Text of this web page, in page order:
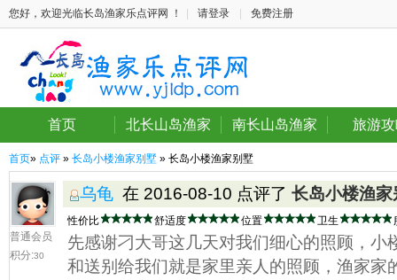
您好，欢迎光临长岛渔家乐点评网 ！ 请登录 免费注册
首页 北长山岛渔家 南长山岛渔家 旅游
首页» 点评 » 长岛小楼渔家别墅 » 长岛小楼渔家别墅
普通会员
积分:30
乌龟 在 2016-08-10 点评了 长岛小楼渔家
性价比 舒适度 位置 卫生
先感谢刁大哥这几天对我们细心的照顾，小
和送别给我们就是家里亲人的照顾，渔家家